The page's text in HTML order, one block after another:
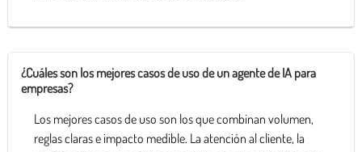
¿Cuáles son los mejores casos de uso de un agente de IA para
empresas?
Los mejores casos de uso son los que combinan volumen,
reglas claras e impacto medible. La atención al cliente, la